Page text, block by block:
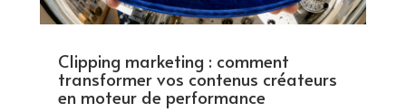
Clipping marketing : comment
transformer vos contenus créateurs
en moteur de performance